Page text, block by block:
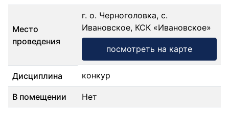
Место
проведения
г. о. Черноголовка, с.
Ивановское, КСК «Ивановское»
посмотреть на карте
Дисциплина конкур
В помещении Нет